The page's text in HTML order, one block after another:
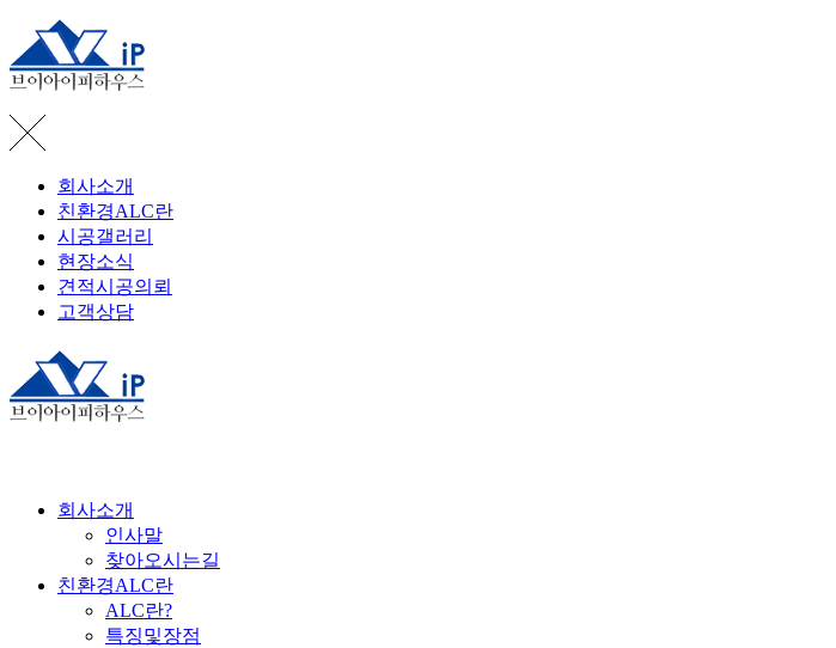
회사소개
친환경ALC란
시공갤러리
현장소식
견적시공의뢰
고객상담
회사소개
인사말
찾아오시는길
친환경ALC란
ALC란?
특징및장점